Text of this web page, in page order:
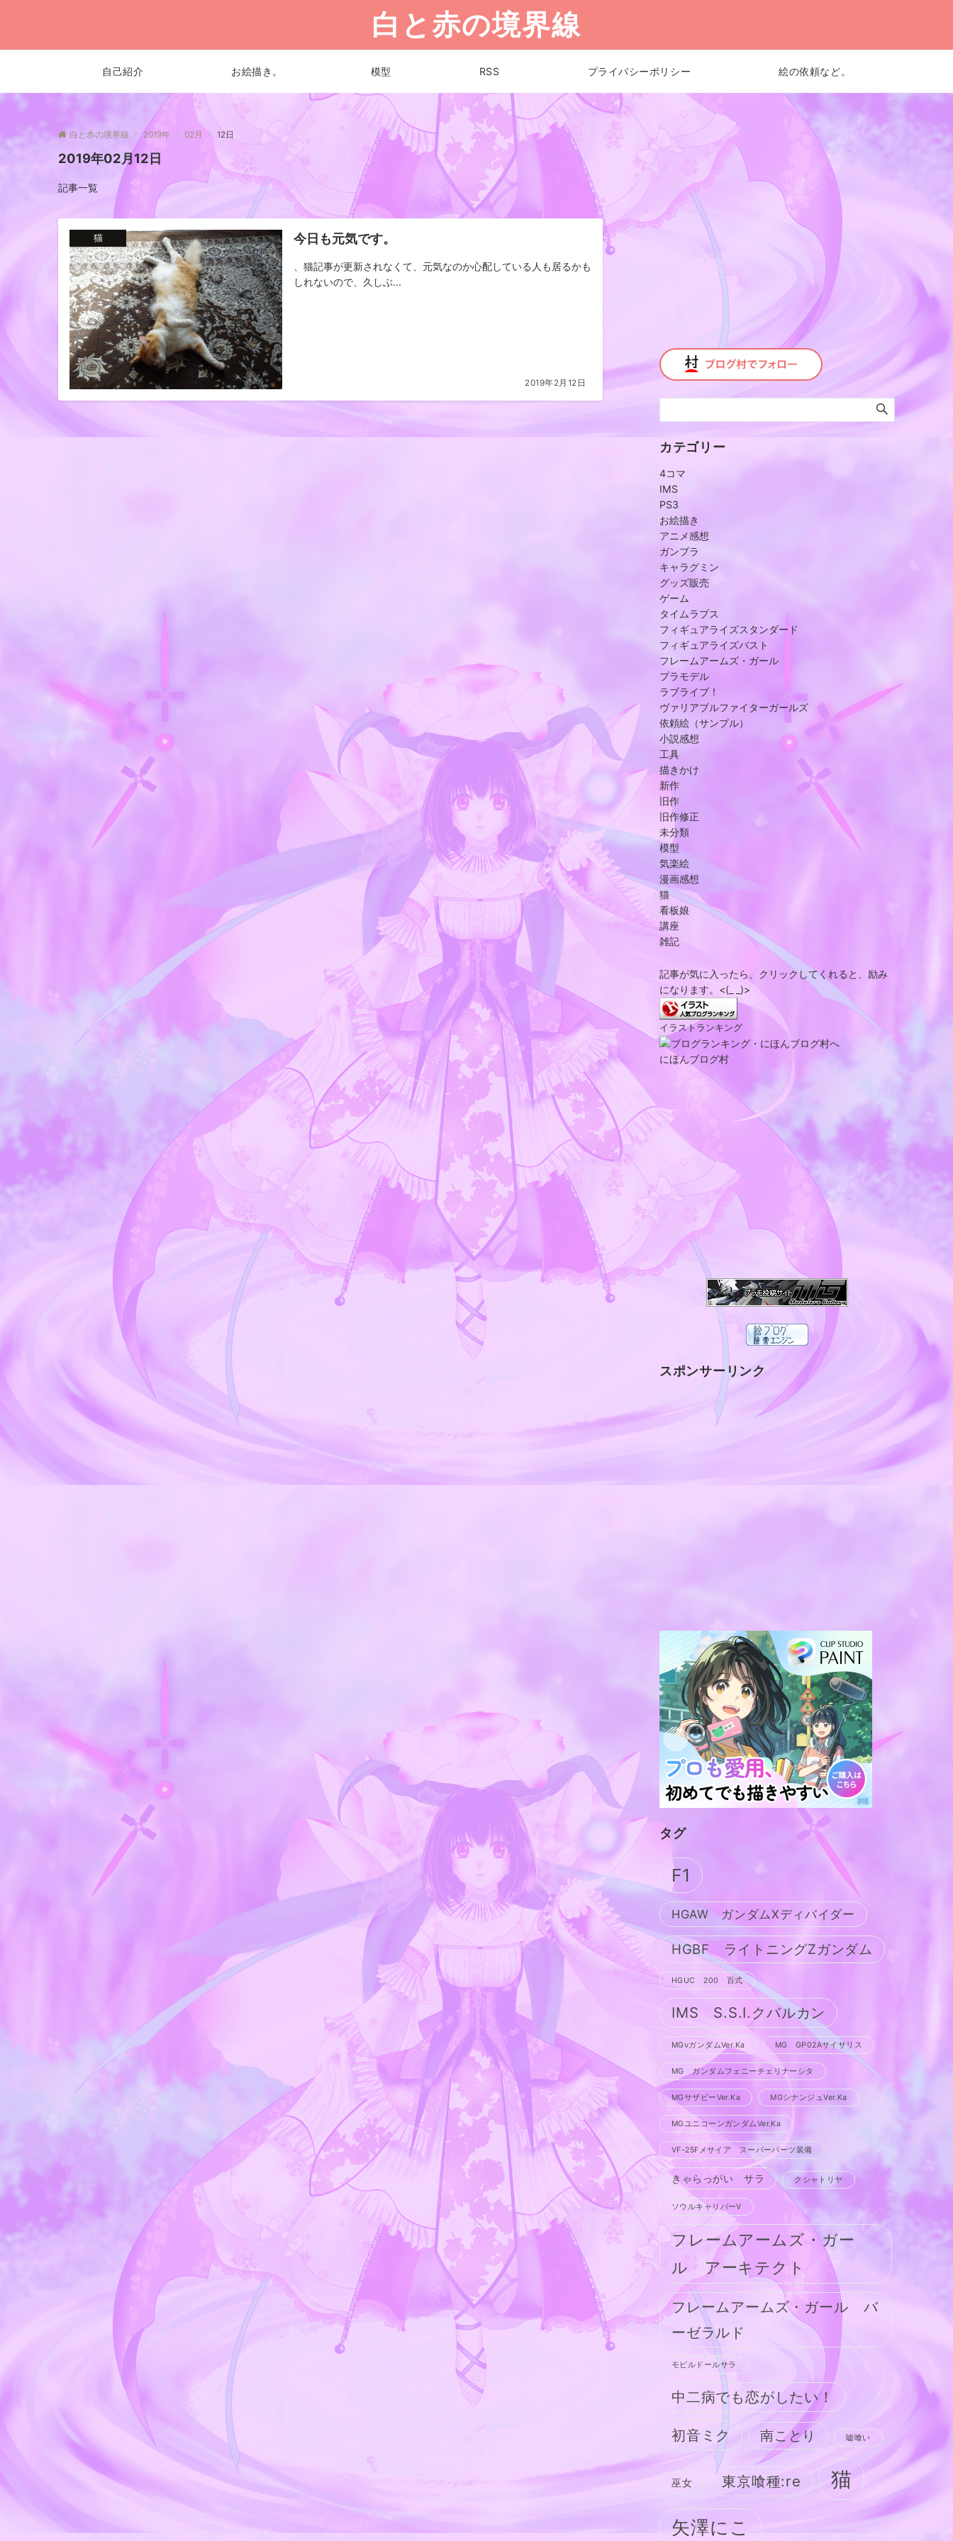
白と赤の境界線
自己紹介 お絵描き。 模型 RSS プライバシーポリシー 絵の依頼など。
白と赤の境界線 2019年 02月 12日
2019年02月12日
記事一覧
猫 今日も元気です。
、猫記事が更新されなくて、元気なのか心配している人も居るかも
しれないので、久しぶ...
2019年2月12日
カテゴリー
4コマ
IMS
PS3
お絵描き
アニメ感想
ガンプラ
キャラグミン
グッズ販売
ゲーム
タイムラプス
フィギュアライズスタンダード
フィギュアライズバスト
フレームアームズ・ガール
プラモデル
ラブライブ！
ヴァリアブルファイターガールズ
依頼絵（サンプル）
小説感想
工具
描きかけ
新作
旧作
旧作修正
未分類
模型
気楽絵
漫画感想
猫
看板娘
講座
雑記
記事が気に入ったら、クリックしてくれると、励み
になります。<(_ _)>
イラストランキング
にほんブログ村
スポンサーリンク
タグ
F1
HGAW ガンダムXディバイダー
HGBF ライトニングZガンダム
HGUC 200 百式
IMS S.S.I.クバルカン
MGνガンダムVer.Ka MG GP02Aサイサリス
MG ガンダムフェニーチェリナーシタ
MGサザビーVer.Ka MGシナンジュVer.Ka
MGユニコーンガンダムVer.Ka
VF-25Fメサイア スーパーパーツ装備
きゃらっがい サラ クシャトリヤ
ソウルキャリバーV
フレームアームズ・ガー
ル アーキテクト
フレームアームズ・ガール バ
ーゼラルド
モビルドールサラ
中二病でも恋がしたい！
初音ミク 南ことり 嘘喰い
巫女 東京喰種:re 猫
矢澤にこ